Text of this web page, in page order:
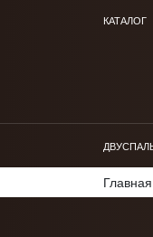
КАТАЛОГ
Главная